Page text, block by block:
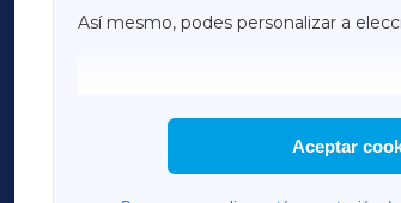
Así mesmo, podes personalizar a
Aceptar